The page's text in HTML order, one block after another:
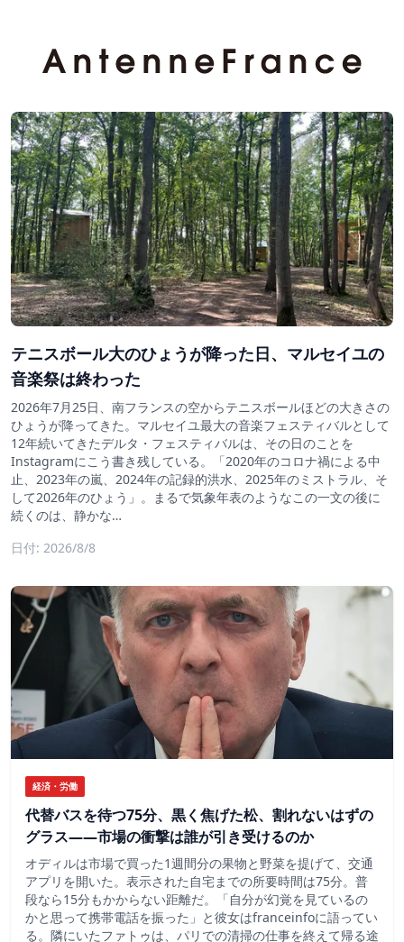
テニスボール大のひょうが降った日、マルセイユの
音楽祭は終わった
2026年7月25日、南フランスの空からテニスボールほどの大きさの
ひょうが降ってきた。マルセイユ最大の音楽フェスティバルとして
12年続いてきたデルタ・フェスティバルは、その日のことを
Instagramにこう書き残している。「2020年のコロナ禍による中
止、2023年の嵐、2024年の記録的洪水、2025年のミストラル、そ
して2026年のひょう」。まるで気象年表のようなこの一文の後に
続くのは、静かな…
日付: 2026/8/8
経済・労働
代替バスを待つ75分、黒く焦げた松、割れないはずの
グラス——市場の衝撃は誰が引き受けるのか
オディルは市場で買った1週間分の果物と野菜を提げて、交通
アプリを開いた。表示された自宅までの所要時間は75分。普
段なら15分もかからない距離だ。「自分が幻覚を見ているの
かと思って携帯電話を振った」と彼女はfranceinfoに語ってい
る。隣にいたファトゥは、パリでの清掃の仕事を終えて帰る途